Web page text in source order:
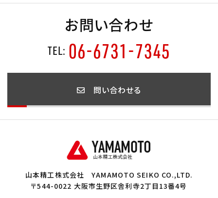
お問い合わせ
TEL: 06-6731-7345
問い合わせる
山本精工株式会社YAMAMOTO SEIKO CO.,LTD.
〒544-0022 大阪市生野区舎利寺2丁目13番4号